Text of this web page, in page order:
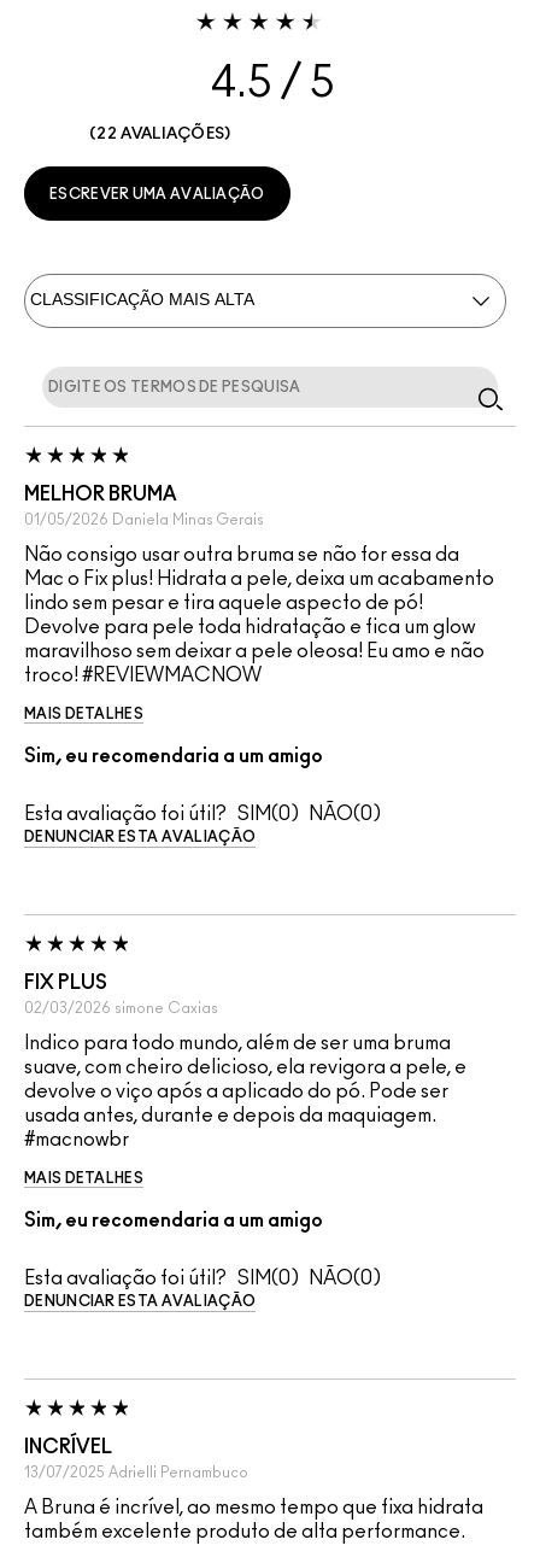
4.5
22 AVALIAÇÕES
ESCREVER UMA AVALIAÇÃO
MELHOR BRUMA
01/05/2026 Daniela Minas Gerais
Não consigo usar outra bruma se não for essa da
Mac o Fix plus! Hidrata a pele, deixa um acabamento
lindo sem pesar e tira aquele aspecto de pó!
Devolve para pele toda hidratação e fica um glow
maravilhoso sem deixar a pele oleosa! Eu amo e não
troco! #REVIEWMACNOW
MAIS DETALHES
Sim, eu recomendaria a um amigo
Esta avaliação foi útil? 0 0
DENUNCIAR ESTA AVALIAÇÃO
FIX PLUS
02/03/2026 simone Caxias
Indico para todo mundo, além de ser uma bruma
suave, com cheiro delicioso, ela revigora a pele, e
devolve o viço após a aplicado do pó. Pode ser
usada antes, durante e depois da maquiagem.
#macnowbr
MAIS DETALHES
Sim, eu recomendaria a um amigo
Esta avaliação foi útil? 0 0
DENUNCIAR ESTA AVALIAÇÃO
INCRÍVEL
13/07/2025 Adrielli Pernambuco
A Bruna é incrível, ao mesmo tempo que fixa hidrata
também excelente produto de alta performance.